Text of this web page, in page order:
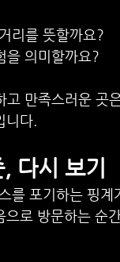
리를 뜻할까요?
을 의미할까요?
만족스러운 곳
니다.
다시 보기
를 포기하는 핑계
으로 방문하는